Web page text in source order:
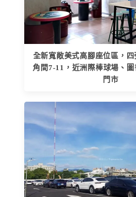
全新寬敞美式高腳座位區，
角間7-11，近洲際棒球場、
門市